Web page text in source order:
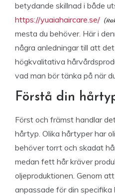
betydande skillnad i både
https://yuaiahaircare.se/
mesta du behöver. Här i
några anledningar till att
högkvalitativa
vad man bör tänka på när
Förstå din
Först och främst handlar
hårtyp. Olika hårtyper har
behöver torrt och skadat
medan fett hår kräver
oljeproduktionen. Genom
anpassade för din